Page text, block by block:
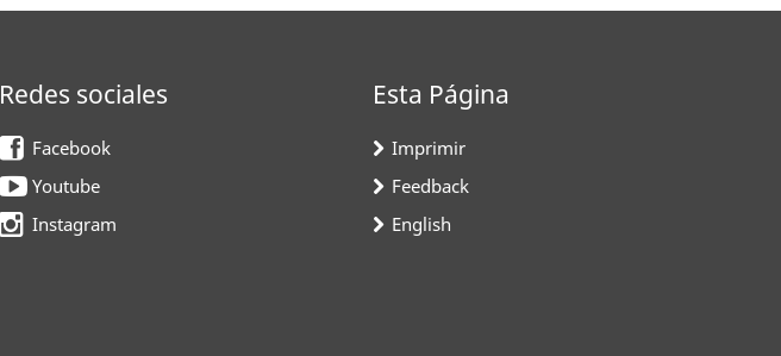
Redes sociales
Facebook
Youtube
Instagram
Esta Página
Imprimir
Feedback
English